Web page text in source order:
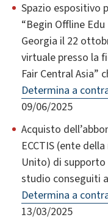
Spazio espositivo
“Begin Offline
Georgia il 22
virtuale presso la
Fair Central Asia”
Determina a
09/06/2025
Acquisto
ECCTIS (ente
Unito) di
studio conseguiti
Determina a
13/03/2025